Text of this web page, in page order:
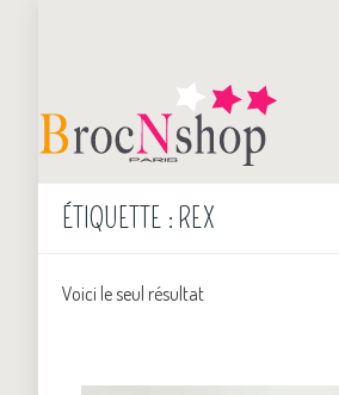
ÉTIQUETTE : REX
Voici le seul résultat